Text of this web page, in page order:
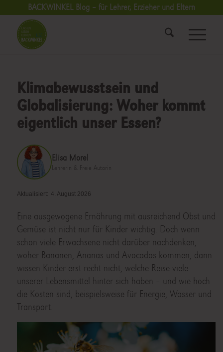
BACKWINKEL Blog – für Lehrer, Erzieher und Eltern
Klimabewusstsein und
Globalisierung: Woher kommt
eigentlich unser Essen?
Elisa Morel
Lehrerin & Freie Autorin
Aktualisiert: 4. August 2026
Eine ausgewogene Ernährung mit ausreichend Obst und
Gemüse ist nicht nur für Kinder wichtig. Doch wenn
schon viele Erwachsene nicht darüber nachdenken,
woher Bananen, Ananas und Avocados kommen, dann
wissen Kinder erst recht nicht, welche Reise viele
unserer Lebensmittel hinter sich haben – und wie hoch
die Kosten sind, beispielsweise für Energie, Wasser und
Transport.